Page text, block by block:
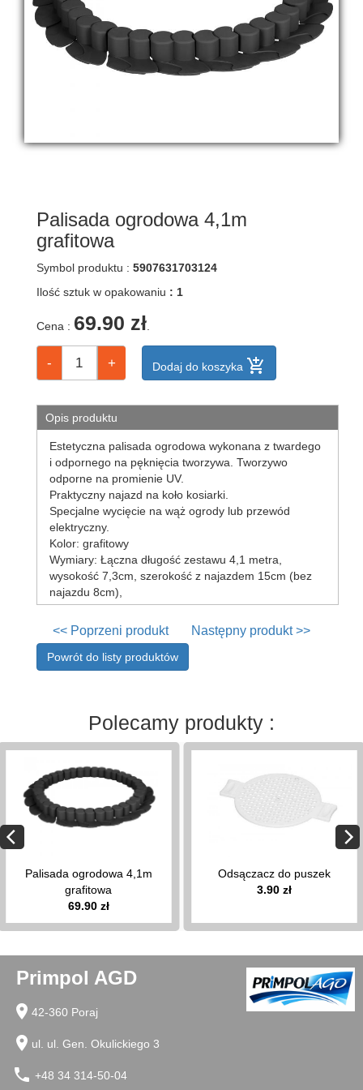
maszynki
krojenia
makaronu
miseczki
na
ociekacze
na
płytki
na
palnik
gazowy
ziemniaków,
wyciskacze
sitka
zlewu
sitka,
cedzaki
kuchenne
suszarki
naczynia
zrazów,
szaszłyków
tłuczki,ubijaki
wieszaki
pokrywy
stojaki
na
ręcznik
organizery
opaski,
do
do
Palisada ogrodowa 4,1m
grafitowa
Symbol produktu : 5907631703124
Ilość sztuk w opakowaniu : 1
Cena : 69.90 zł.
Dodaj do koszyka add_shopping_cart
Opis produktu
Estetyczna palisada ogrodowa wykonana z twardego
i odpornego na pęknięcia tworzywa. Tworzywo
odporne na promienie UV.
Praktyczny najazd na koło kosiarki.
Specjalne wycięcie na wąż ogrody lub przewód
elektryczny.
Kolor: grafitowy
Wymiary: Łączna długość zestawu 4,1 metra,
wysokość 7,3cm, szerokość z najazdem 15cm (bez
najazdu 8cm),
<< Poprzeni produkt Następny produkt >>
Powrót do listy produktów
Polecamy produkty :
Palisada ogrodowa 4,1m
grafitowa
69.90 zł
Odsączacz do puszek
3.90 zł
Primpol AGD
location_on 42-360 Poraj
location_on ul. ul. Gen. Okulickiego 3
phone +48 34 314-50-04